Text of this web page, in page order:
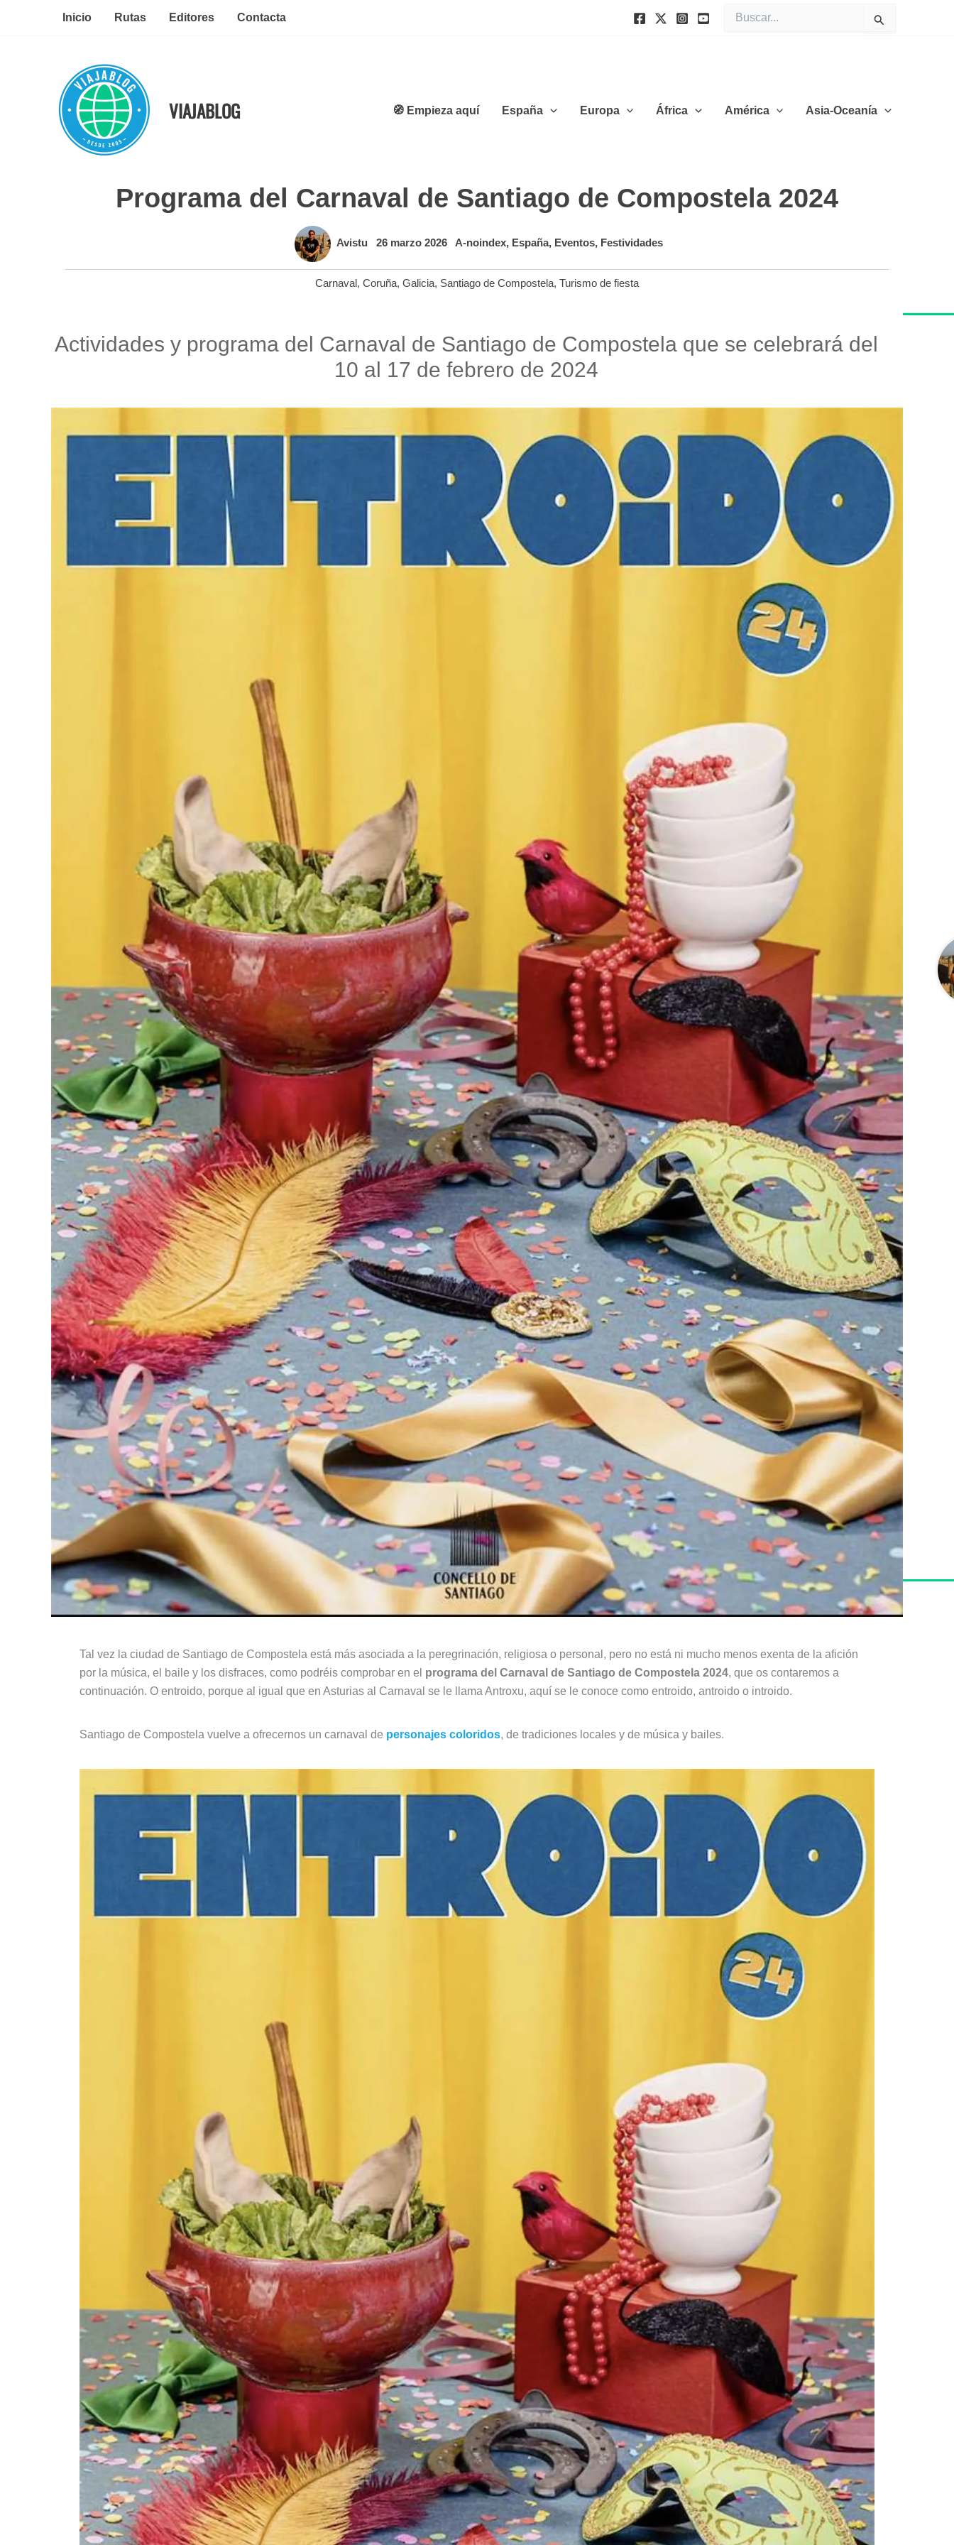
Inicio Rutas Editores Contacta
por:
VIAJABLOG 🧭 Empieza aquí España Europa África América Asia-Oceanía
Programa del Carnaval de Santiago de Compostela 2024
Avistu 26 marzo 2026 A-noindex, España, Eventos, Festividades
Carnaval, Coruña, Galicia, Santiago de Compostela, Turismo de fiesta
Actividades y programa del Carnaval de Santiago de Compostela que se celebrará del
10 al 17 de febrero de 2024
Tal vez la ciudad de Santiago de Compostela está más asociada a la peregrinación, religiosa o personal, pero no está ni mucho menos exenta de la afición
por la música, el baile y los disfraces, como podréis comprobar en el programa del Carnaval de Santiago de Compostela 2024, que os contaremos a
continuación. O entroido, porque al igual que en Asturias al Carnaval se le llama Antroxu, aquí se le conoce como entroido, antroido o introido.
Santiago de Compostela vuelve a ofrecernos un carnaval de personajes coloridos, de tradiciones locales y de música y bailes.